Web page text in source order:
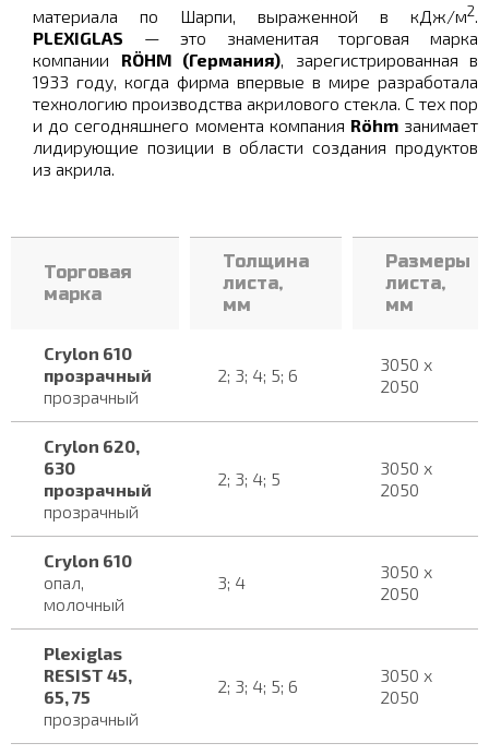
материала по Шарпи, выраженной в кДж/м2.
PLEXIGLAS — это знаменитая торговая марка
компании RÖHM (Германия), зарегистрированная в
1933 году, когда фирма впервые в мире разработала
технологию производства акрилового стекла. С тех пор
и до сегодняшнего момента компания Röhmзанимает
лидирующие позиции в области создания продуктов
из акрила.
Торговая
марка
Толщина
листа,
мм
Размеры
листа,
мм
Crylon 610
прозрачный
прозрачный
2; 3; 4; 5; 6
3050 х
2050
Crylon 620,
630
прозрачный
прозрачный
2; 3; 4; 5
3050 х
2050
Crylon 610
опал,
молочный
3; 4
3050 х
2050
Plexiglas
RESIST 45,
65, 75
прозрачный
2; 3; 4; 5; 6
3050 х
2050